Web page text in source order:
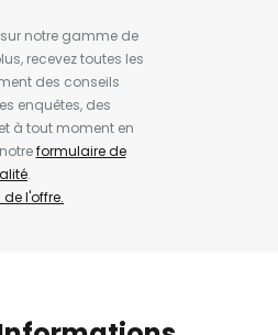
notre gamme de
recevez toutes les
des conseils
enquêtes, des
à tout moment en
formulaire de
.
l'offre.